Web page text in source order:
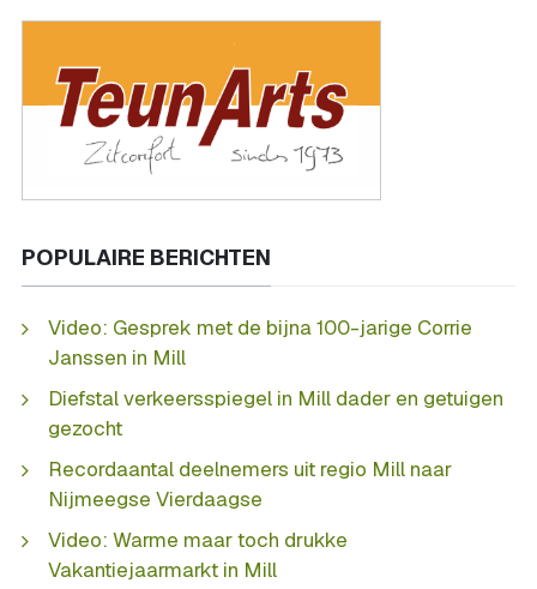
POPULAIRE BERICHTEN
Video: Gesprek met de bijna 100-jarige Corrie
Janssen in Mill
Diefstal verkeersspiegel in Mill dader en getuigen
gezocht
Recordaantal deelnemers uit regio Mill naar
Nijmeegse Vierdaagse
Video: Warme maar toch drukke
Vakantiejaarmarkt in Mill